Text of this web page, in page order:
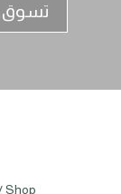
تسوق
Shop